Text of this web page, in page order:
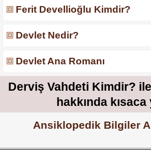
Ferit Devellioğlu Kimdir?
Devlet Nedir?
Devlet Ana Romanı
Derviş Vahdeti Kimdir?
hakkında kısaca
Ansiklopedik Bilgiler